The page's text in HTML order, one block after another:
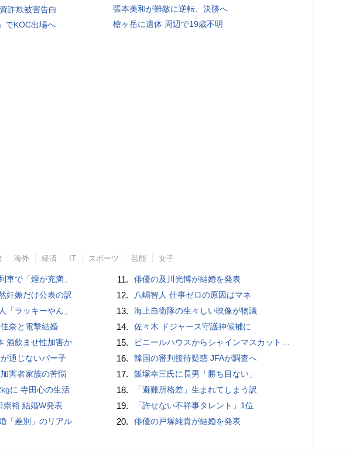
詐欺被害告白
でKOC出場へ
張本美和が難敵に逆転、決勝へ
槍ヶ岳に遺体 周辺で19歳不明
海外 経済 IT スポーツ 芸能 女子
車で「煙が充満」
妊娠だけ公表の訳
「ラッキーやん」
奈と電撃結婚
酒飲ませ性加害か
通じないパー子
害者家族の苦悩
に 寺田心の生活
崇裕 結婚W発表
「差別」のリアル
11. 俳優の及川光博が結婚を発表
12. 八嶋智人 仕事ゼロの原因はマネ
13. 海上自衛隊の生々しい映像が物議
14. 佐々木 ドジャース守護神候補に
15. ビニールハウスからシャインマスカット約200房を盗んだ疑い ネットで販売か 無職の男（42）逮捕 岡山県警
16. 韓国の審判接待疑惑 JFAが調査へ
17. 飯塚幸三氏に長男「勝ち目ない」
18. 「避難所格差」生まれてしまう訳
19. 「許せない不祥事タレント」1位
20. 俳優の戸塚純貴が結婚を発表